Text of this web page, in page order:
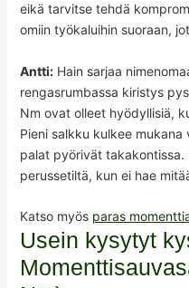
eikä tarvitse tehdä
omiin työkaluihin suoraan,
Antti:Hain sarjaa
rengasrumbassa kiristys
Nm ovat olleet hyödyllisiä,
Pieni salkku kulkee
palat pyörivät takakontissa.
perussetiltä, kun ei hae
Katso myös paras
Usein kysytyt